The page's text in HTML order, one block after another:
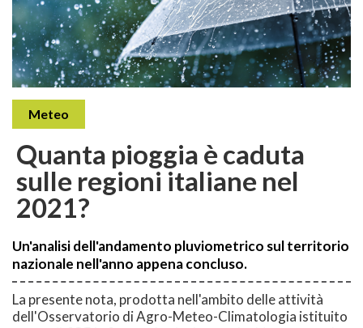
Meteo
Quanta pioggia è caduta
sulle regioni italiane nel
2021?
Un'analisi dell'andamento pluviometrico sul territorio
nazionale nell'anno appena concluso.
La presente nota, prodotta nell'ambito delle attività
dell'Osservatorio di Agro-Meteo-Climatologia istituito